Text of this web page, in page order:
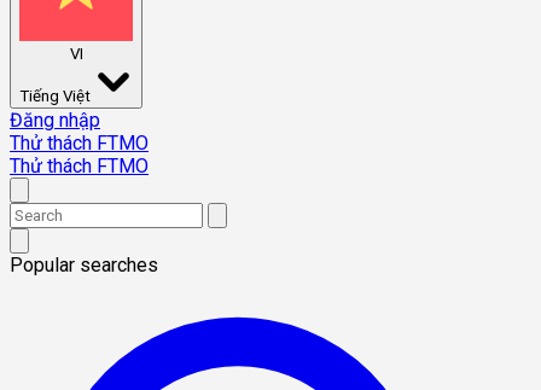
VI
Tiếng Việt
Đăng nhập
Thử thách FTMO
Thử thách FTMO
Popular searches